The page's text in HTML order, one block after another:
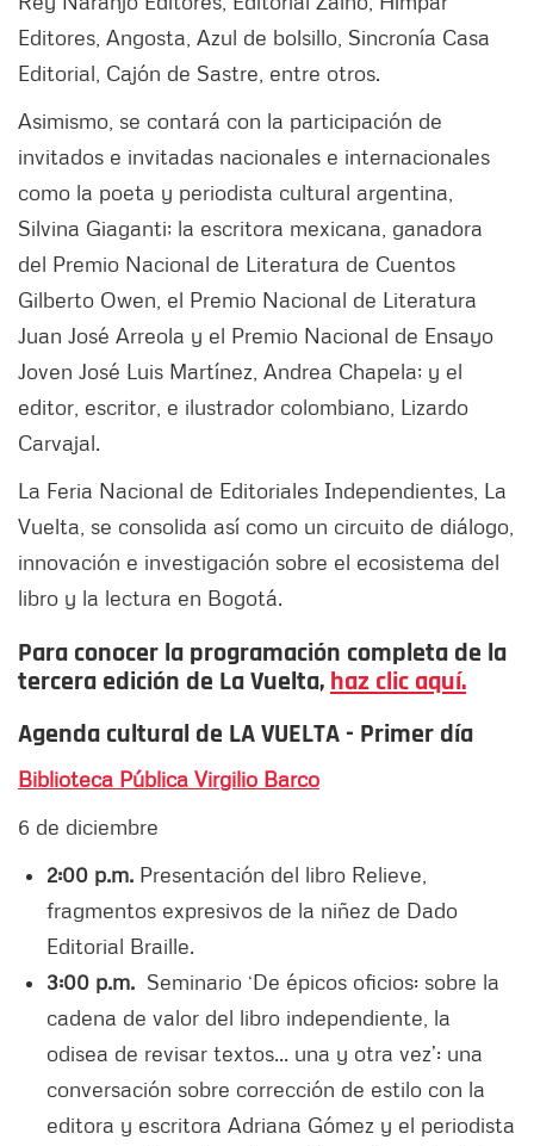
Editores, Angosta, Azul de bolsillo, Sincronía Casa
Editorial, Cajón de Sastre, entre otros.
Asimismo, se contará con la participación de
invitados e invitadas nacionales e internacionales
como la poeta y periodista cultural argentina,
Silvina Giaganti; la escritora mexicana, ganadora
del Premio Nacional de Literatura de Cuentos
Gilberto Owen, el Premio Nacional de Literatura
Juan José Arreola y el Premio Nacional de Ensayo
Joven José Luis Martínez, Andrea Chapela; y el
editor, escritor, e ilustrador colombiano, Lizardo
Carvajal.
La Feria Nacional de Editoriales Independientes, La
Vuelta, se consolida así como un circuito de diálogo,
innovación e investigación sobre el ecosistema del
libro y la lectura en Bogotá.
Para conocer la programación completa de la
tercera edición de La Vuelta, haz clic aquí.
Agenda cultural de LA VUELTA - Primer día
Biblioteca Pública Virgilio Barco
6 de diciembre
2:00 p.m. Presentación del libro Relieve,
fragmentos expresivos de la niñez de Dado
Editorial Braille.
3:00 p.m. Seminario ‘De épicos oficios: sobre la
cadena de valor del libro independiente, la
odisea de revisar textos... una y otra vez’: una
conversación sobre corrección de estilo con la
editora y escritora Adriana Gómez y el periodista